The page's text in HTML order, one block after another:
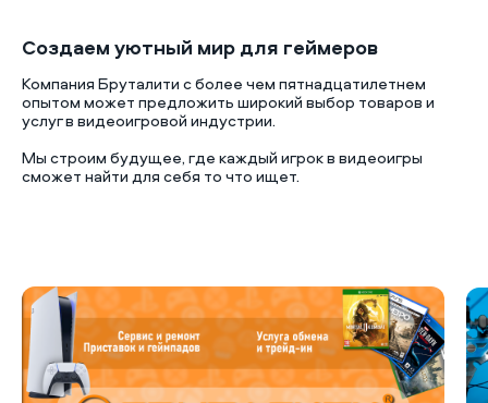
Создаем уютный мир для геймеров
Компания Бруталити с более чем пятнадцатилетнем
опытом может предложить широкий выбор товаров и
услуг в видеоигровой индустрии.
Мы строим будущее, где каждый игрок в видеоигры
сможет найти для себя то что ищет.